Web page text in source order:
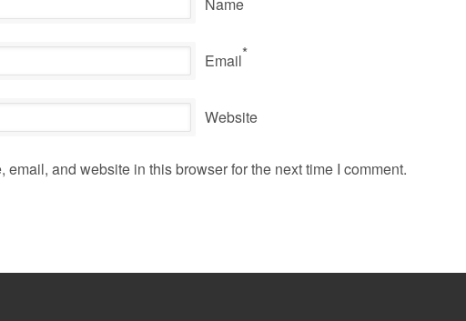
Email*
Website
email, and website in this browser for the next time I comment.